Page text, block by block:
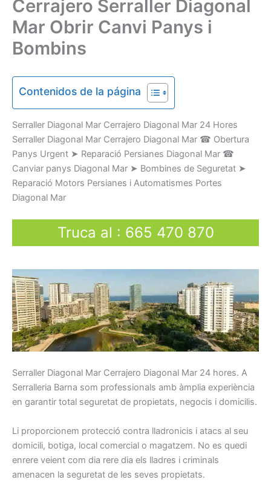
Cerrajero Serraller Diagonal
Mar Obrir Canvi Panys i
Bombins
Contenidos de la página
Serraller Diagonal Mar Cerrajero Diagonal Mar 24 Hores
Serraller Diagonal Mar Cerrajero Diagonal Mar ☎ Obertura
Panys Urgent ➤ Reparació Persianes Diagonal Mar ☎
Canviar panys Diagonal Mar ➤ Bombines de Seguretat ➤
Reparació Motors Persianes i Automatismes Portes
Diagonal Mar
Truca al : 665 470 870
Serraller Diagonal Mar Cerrajero Diagonal Mar 24 hores. A
Serralleria Barna som professionals amb àmplia experiència
en garantir total seguretat de propietats, negocis i domicilis.
Li proporcionem protecció contra lladronicis i atacs al seu
domicili, botiga, local comercial o magatzem. No es quedi
enrere veient com dia rere dia els lladres i criminals
amenacen la seguretat de les seves propietats.